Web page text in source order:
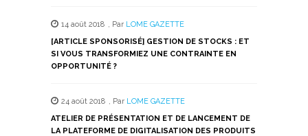
14 août 2018 , Par LOME GAZETTE
[ARTICLE SPONSORISÉ] GESTION DE STOCKS : ET
SI VOUS TRANSFORMIEZ UNE CONTRAINTE EN
OPPORTUNITÉ ?
24 août 2018 , Par LOME GAZETTE
ATELIER DE PRÉSENTATION ET DE LANCEMENT DE
LA PLATEFORME DE DIGITALISATION DES PRODUITS